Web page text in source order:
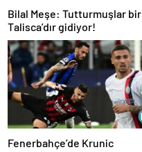
Bilal Meşe: Tutturmuşlar bir
Talisca’dır gidiyor!
Fenerbahçe’de Krunic